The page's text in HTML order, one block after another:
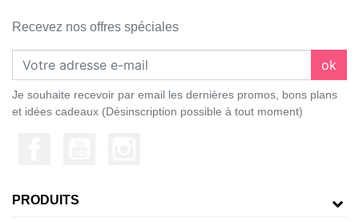
Recevez nos offres spéciales
ok
Je souhaite recevoir par email les dernières promos, bons plans
et idées cadeaux (Désinscription possible à tout moment)
PRODUITS